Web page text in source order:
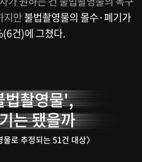
지만불법촬영물의 몰수·폐기가
건)에 그쳤다.
촬영물',
는 됐을까
물로 추정되는 51건 대상〉